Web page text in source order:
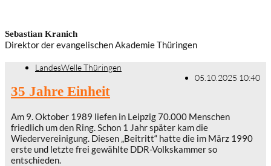
Sebastian Kranich
Direktor der evangelischen Akademie Thüringen
LandesWelle Thüringen
05.10.2025 10:40
35 Jahre Einheit
Am 9. Oktober 1989 liefen in Leipzig 70.000 Menschen
friedlich um den Ring. Schon 1 Jahr später kam die
Wiedervereinigung. Diesen „Beitritt“ hatte die im März 1990
erste und letzte frei gewählte DDR-Volkskammer so
entschieden.